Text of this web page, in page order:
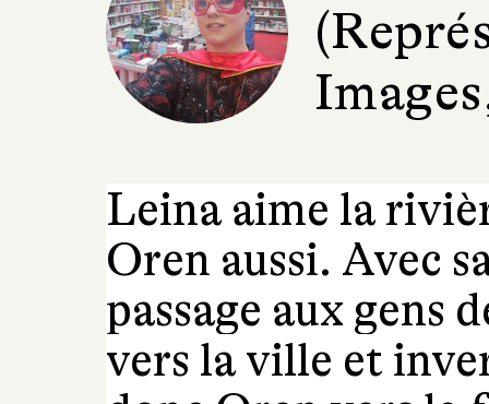
Leina aime la
Oren aussi. Avec
passage aux gens
vers la ville et